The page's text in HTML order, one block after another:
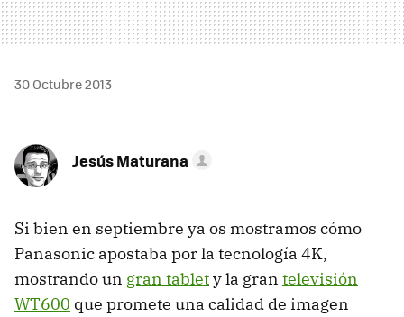
30 Octubre 2013
Jesús Maturana
Si bien en septiembre ya os mostramos cómo
Panasonic apostaba por la tecnología 4K,
mostrando un gran tablety la gran televisión
WT600 que promete una calidad de imagen